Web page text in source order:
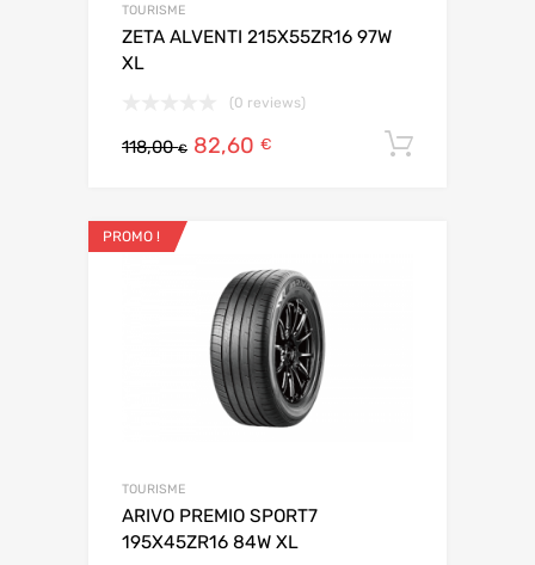
TOURISME
ZETA ALVENTI 215X55ZR16 97W
XL
(0 reviews)
118,00€ 82,60 €
PROMO !
TOURISME
ARIVO PREMIO SPORT7
195X45ZR16 84W XL